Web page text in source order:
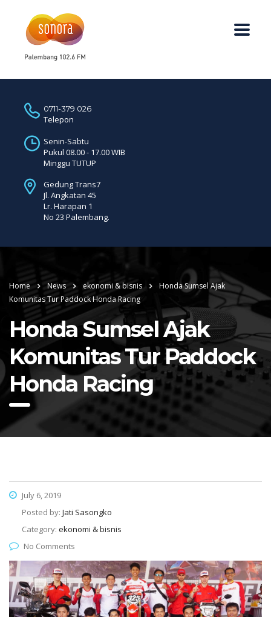
0711-379 026
Telepon
Senin-Sabtu
Pukul 08.00 - 17.00 WIB
Minggu TUTUP
Gedung Trans7
Jl. Angkatan 45
Lr. Harapan 1
No 23 Palembang.
Home News ekonomi & bisnis
Honda Sumsel Ajak
Komunitas Tur Paddock Honda Racing
Honda Sumsel Ajak
Komunitas Tur Paddock
Honda Racing
July 6, 2019
Posted by: Jati Sasongko
Category: ekonomi & bisnis
No Comments